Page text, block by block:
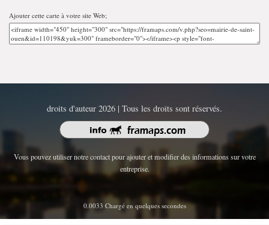
Ajouter cette carte à votre site Web;
droits d'auteur 2026 | Tous les droits sont réservés.
Vous pouvez utiliser notre contact pour ajouter et modifier des informations sur votre
entreprise.
0.0033 Chargé en quelques secondes